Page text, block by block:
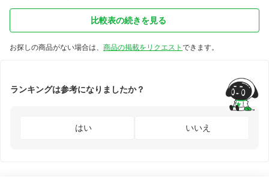
WDS800T1X0M
比較表の続きを見る
お探しの商品がない場合は、 商品の掲載をリクエスト できます。
ランキングは参考になりましたか？
はい いいえ